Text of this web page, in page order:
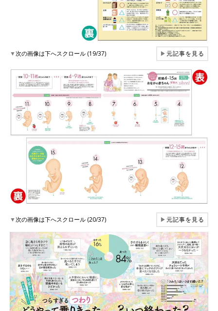
▼次の画像は下へスクロール (19/37) ▶元記事を見る
▼次の画像は下へスクロール (20/37) ▶元記事を見る